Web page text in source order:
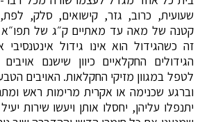
שעועית, כרוב, גזר, קישואים, סלק,
קטנה של מאה עד מאתיים ק״ג של תפו״א
זה כשהגידול הוא אינו גידול
הגידולים החקלאיים כיוון שישנם
לטפל במגוון מזיקי החקלאות. האויבים
וברגע שכנימה או אקרית מרימות ראש
יתנפלו עליהן, יחסלו אותן ויעשו שירות